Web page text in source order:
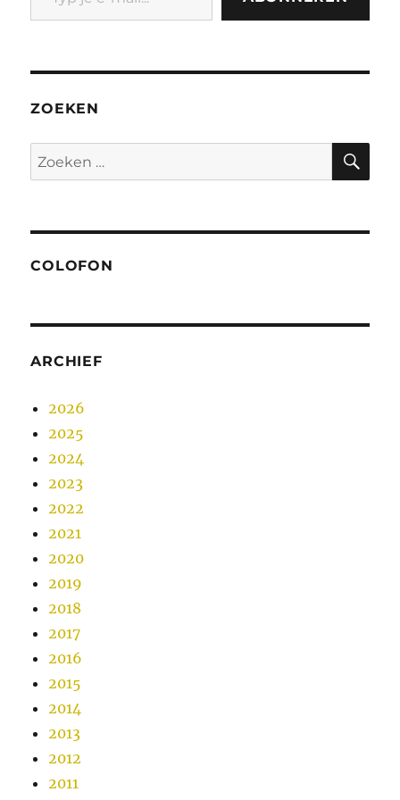
ZOEKEN
Zoeken
naar:
COLOFON
ARCHIEF
2026
2025
2024
2023
2022
2021
2020
2019
2018
2017
2016
2015
2014
2013
2012
2011